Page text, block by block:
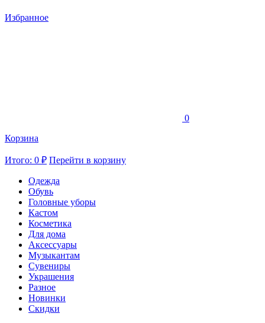
Избранное
0
Корзина
Итого: 0 ₽ Перейти в корзину
Одежда
Обувь
Головные уборы
Кастом
Косметика
Для дома
Аксессуары
Музыкантам
Сувениры
Украшения
Разное
Новинки
Скидки